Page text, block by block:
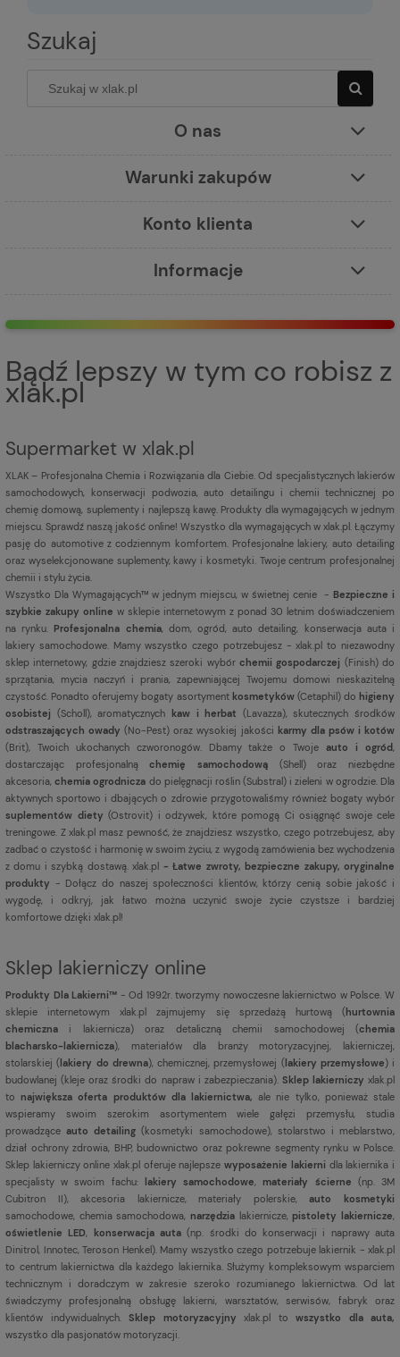
Szukaj
O nas
Warunki zakupów
Konto klienta
Informacje
Bądź lepszy w tym co robisz z
xlak.pl
Supermarket w xlak.pl
XLAK – Profesjonalna Chemia i Rozwiązania dla Ciebie. Od specjalistycznych lakierów
samochodowych, konserwacji podwozia, auto detailingu i chemii technicznej po
chemię domową, suplementy i najlepszą kawę. Produkty dla wymagających w jednym
miejscu. Sprawdź naszą jakość online! Wszystko dla wymagających w xlak.pl. Łączymy
pasję do automotive z codziennym komfortem. Profesjonalne lakiery, auto detailing
oraz wyselekcjonowane suplementy, kawy i kosmetyki. Twoje centrum profesjonalnej
chemii i stylu życia.
Wszystko Dla Wymagających™ w jednym miejscu, w świetnej cenie - Bezpieczne i
szybkie zakupy online w sklepie internetowym z ponad 30 letnim doświadczeniem
na rynku. Profesjonalna chemia, dom, ogród, auto detailing, konserwacja auta i
lakiery samochodowe. Mamy wszystko czego potrzebujesz - xlak.pl to niezawodny
sklep internetowy, gdzie znajdziesz szeroki wybórchemii gospodarczej (Finish) do
sprzątania, mycia naczyń i prania, zapewniającej Twojemu domowi nieskazitelną
czystość. Ponadto oferujemy bogaty asortyment kosmetyków (Cetaphil) do higieny
osobistej (Scholl), aromatycznych kaw i herbat (Lavazza), skutecznych środków
odstraszających owady(No-Pest) oraz wysokiej jakości karmy dla psów i kotów
(Brit), Twoich ukochanych czworonogów. Dbamy także o Twojeauto i ogród,
dostarczając profesjonalnąchemię samochodową (Shell) oraz niezbędne
akcesoria,chemia ogrodnicza do pielęgnacji roślin (Substral) i zieleni w ogrodzie. Dla
aktywnych sportowo i dbających o zdrowie przygotowaliśmy również bogaty wybór
suplementów diety (Ostrovit) i odżywek, które pomogą Ci osiągnąć swoje cele
treningowe. Z xlak.pl masz pewność, że znajdziesz wszystko, czego potrzebujesz, aby
zadbać o czystość i harmonię w swoim życiu, z wygodą zamówienia bez wychodzenia
z domu i szybką dostawą. xlak.pl - Łatwe zwroty, bezpieczne zakupy, oryginalne
produkty - Dołącz do naszej społeczności klientów, którzy cenią sobie jakość i
wygodę, i odkryj, jak łatwo można uczynić swoje życie czystsze i bardziej
komfortowe dzięki xlak.pl!
Sklep lakierniczy online
Produkty Dla Lakierni™ - Od 1992r. tworzymy nowoczesne lakiernictwo w Polsce. W
sklepie internetowym xlak.pl zajmujemy się sprzedażą hurtową ( hurtownia
chemiczna i lakiernicza) oraz detaliczną chemii samochodowej (chemia
blacharsko-lakiernicza), materiałów dla branży motoryzacyjnej, lakierniczej,
stolarskiej ( lakiery do drewna), chemicznej, przemysłowej ( lakiery przemysłowe) i
budowlanej (kleje oraz środki do napraw i zabezpieczania). Sklep lakierniczy xlak.pl
tonajwiększa oferta produktów dla lakiernictwa,ale nie tylko, ponieważ stale
wspieramy swoim szerokim asortymentem wiele gałęzi przemysłu, studia
prowadząceauto detailing(kosmetyki samochodowe), stolarstwo i meblarstwo,
dział ochrony zdrowia, BHP, budownictwo oraz pokrewne segmenty rynku w Polsce.
Sklep lakierniczy online xlak.pl oferuje najlepszewyposażenie lakierni dla lakiernika i
specjalisty w swoim fachu:
lakiery samochodowe,materiały ścierne (np. 3M
Cubitron II), akcesoria lakiernicze, materiały polerskie,auto kosmetyki
samochodowe, chemia samochodowa, narzędzia lakiernicze,pistolety lakiernicze,
oświetlenie LED, konserwacja auta(np. środki do konserwacji i naprawy auta
Dinitrol, Innotec, Teroson Henkel). Mamy wszystko czego potrzebuje lakiernik - xlak.pl
to centrum lakiernictwa dla każdego lakiernika. Służymy kompleksowym wsparciem
technicznym i doradczym w zakresie szeroko rozumianego lakiernictwa. Od lat
świadczymy profesjonalną obsługę lakierni, warsztatów, serwisów, fabryk oraz
klientów indywidualnych. Sklep motoryzacyjny xlak.pl to wszystko dla auta,
wszystko dla pasjonatów motoryzacji.